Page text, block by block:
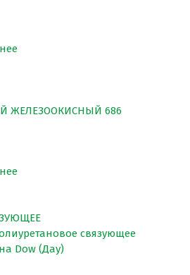
ЖЕЛЕЗООКИСНЫЙ 686
связующее
Dow (Дау)